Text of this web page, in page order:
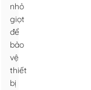
nhỏ
giọt
để
bảo
vệ
thiết
bị